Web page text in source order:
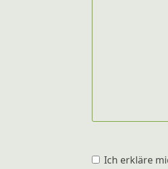
i
Ich erkläre